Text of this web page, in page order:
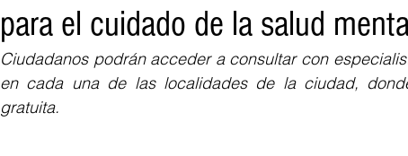
Bloggeros Hermanos Mayores Economía RAP CARIBE
para el cuidado de la salud
Ciudadanos podrán acceder a consultar con
en cada una de las localidades de la ciudad,
gratuita.